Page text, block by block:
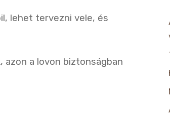
lehet tervezni vele, és
azon a lovon biztonságban